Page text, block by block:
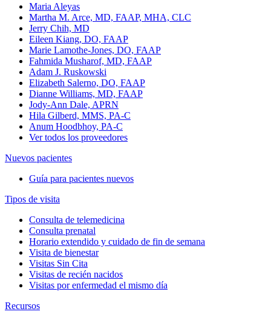
Maria Aleyas
Martha M. Arce, MD, FAAP, MHA, CLC
Jerry Chih, MD
Eileen Kiang, DO, FAAP
Marie Lamothe-Jones, DO, FAAP
Fahmida Musharof, MD, FAAP
Adam J. Ruskowski
Elizabeth Salerno, DO, FAAP
Dianne Williams, MD, FAAP
Jody-Ann Dale, APRN
Hila Gilberd, MMS, PA-C
Anum Hoodbhoy, PA-C
Ver todos los proveedores
Nuevos pacientes
Guía para pacientes nuevos
Tipos de visita
Consulta de telemedicina
Consulta prenatal
Horario extendido y cuidado de fin de semana
Visita de bienestar
Visitas Sin Cita
Visitas de recién nacidos
Visitas por enfermedad el mismo día
Recursos